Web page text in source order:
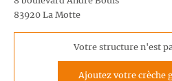
83920 La Motte
Votre structure n'est
Ajoutez votre crèche